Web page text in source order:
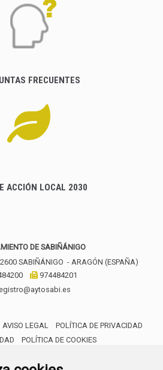
FRECUENTES
ACCIÓN LOCAL 2030
DE SABIÑÁNIGO
SABIÑÁNIGO - ARAGÓN (ESPAÑA)
974484201
AVISO LEGAL
POLÍTICA DE PRIVACIDAD
POLÍTICA DE COOKIES